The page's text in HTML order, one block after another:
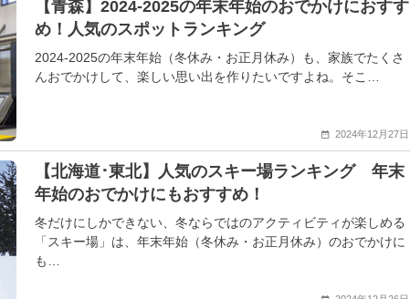
【青森】2024-2025の年末年始のおでかけにおすす
め！人気のスポットランキング
2024-2025の年末年始（冬休み・お正月休み）も、家族でたくさ
んおでかけして、楽しい思い出を作りたいですよね。そこ…
2024年12月27日
【北海道･東北】人気のスキー場ランキング 年末
年始のおでかけにもおすすめ！
冬だけにしかできない、冬ならではのアクティビティが楽しめる
「スキー場」は、年末年始（冬休み・お正月休み）のおでかけに
も…